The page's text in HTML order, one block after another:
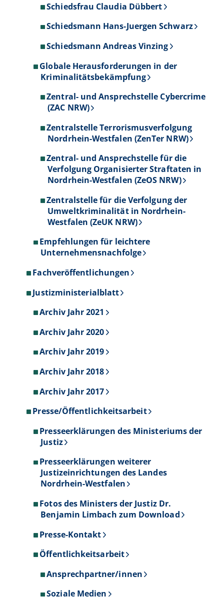
Schiedsfrau Claudia Dübbert
Schiedsmann Hans-Juergen Schwarz
Schiedsmann Andreas Vinzing
Globale Herausforderungen in der
Kriminalitätsbekämpfung
Zentral- und Ansprechstelle Cybercrime
(ZAC NRW)
Zentralstelle Terrorismusverfolgung
Nordrhein-Westfalen (ZenTer NRW)
Zentral- und Ansprechstelle für die
Verfolgung Organisierter Straftaten in
Nordrhein-Westfalen (ZeOS NRW)
Zentralstelle für die Verfolgung der
Umweltkriminalität in Nordrhein-
Westfalen (ZeUK NRW)
Empfehlungen für leichtere
Unternehmensnachfolge
Fachveröffentlichungen
Justizministerialblatt
Archiv Jahr 2021
Archiv Jahr 2020
Archiv Jahr 2019
Archiv Jahr 2018
Archiv Jahr 2017
Presse/Öffentlichkeitsarbeit
Presseerklärungen des Ministeriums der
Justiz
Presseerklärungen weiterer
Justizeinrichtungen des Landes
Nordrhein-Westfalen
Fotos des Ministers der Justiz Dr.
Benjamin Limbach zum Download
Presse-Kontakt
Öffentlichkeitsarbeit
Ansprechpartner/innen
Soziale Medien